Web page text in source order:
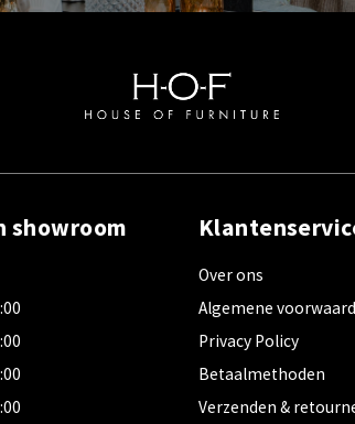
showroom
Over ons
Algemene
Privacy Policy
Betaalmethoden
Verzenden &